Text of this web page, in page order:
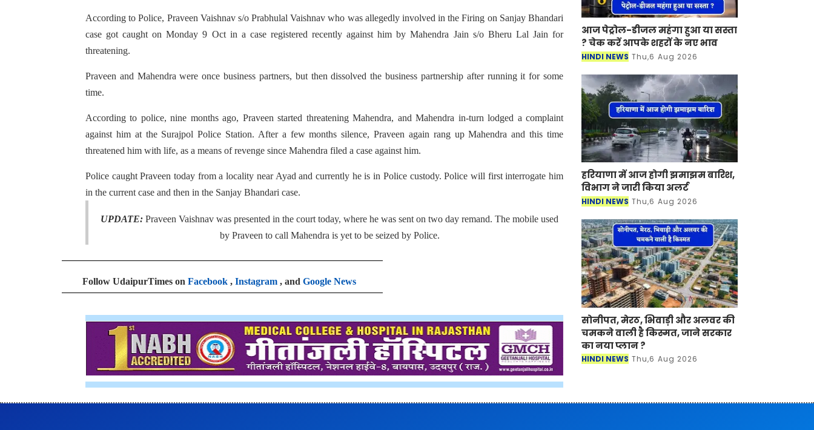
According to Police, Praveen Vaishnav s/o Prabhulal Vaishnav who was allegedly involved in the Firing on Sanjay Bhandari
case got caught on Monday 9 Oct in a case registered recently against him by Mahendra Jain s/o Bheru Lal Jain for
threatening.
Praveen and Mahendra were once business partners, but then dissolved the business partnership after running it for some
time.
According to police, nine months ago, Praveen started threatening Mahendra, and Mahendra in-turn lodged a complaint
against him at the Surajpol Police Station. After a few months silence, Praveen again rang up Mahendra and this time
threatened him with life, as a means of revenge since Mahendra filed a case against him.
Police caught Praveen today from a locality near Ayad and currently he is in Police custody. Police will first interrogate him
in the current case and then in the Sanjay Bhandari case.
UPDATE: Praveen Vaishnav was presented in the court today, where he was sent on two day remand. The mobile used
by Praveen to call Mahendra is yet to be seized by Police.
Follow UdaipurTimes on Facebook , Instagram , and Google News
आज पेट्रोल-डीजल महंगा हुआ या सस्ता
? चेक करें आपके शहरों के नए भाव
HINDI NEWS Thu,6 Aug 2026
हरियाणा में आज होगी झमाझम बारिश,
विभाग ने जारी किया अलर्ट
HINDI NEWS Thu,6 Aug 2026
सोनीपत, मेरठ, भिवाड़ी और अलवर की
चमकने वाली है किस्मत, जाने सरकार
का नया प्लान ?
HINDI NEWS Thu,6 Aug 2026